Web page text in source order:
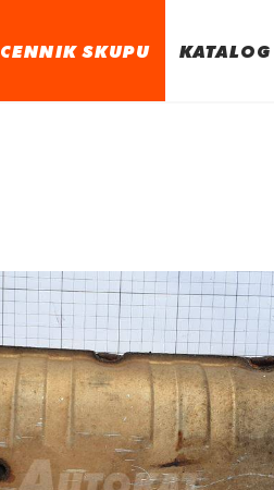
CENNIK SKUPU KATALOG